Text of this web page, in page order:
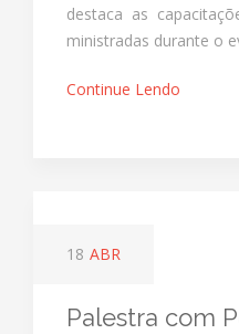
destaca as
ministradas durante o
Continue Lendo
18 ABR
Palestra com